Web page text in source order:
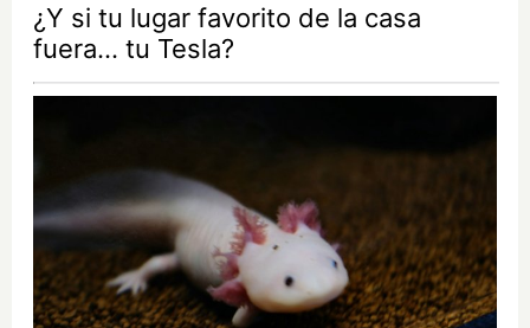
¿Y si tu lugar favorito de la casa
fuera… tu Tesla?